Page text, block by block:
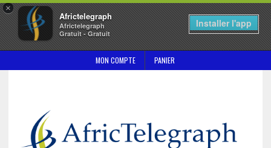
×
Africtelegraph
Africtelegraph
Gratuit - Gratuit
Installer l'app
MON COMPTE PANIER